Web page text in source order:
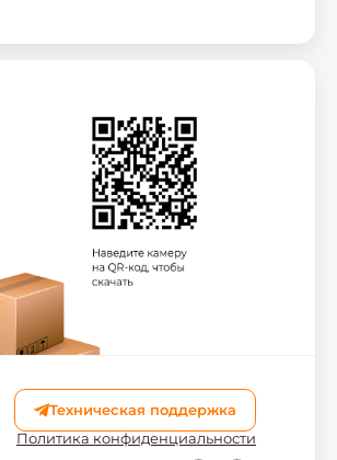
Техническая поддержка
Политика конфиденциальности